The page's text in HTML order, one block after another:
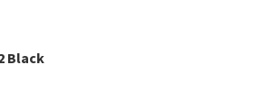
Black